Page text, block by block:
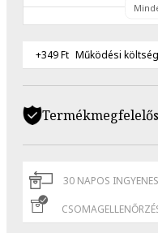
+349 Ft Működési költség
30 NAPOS